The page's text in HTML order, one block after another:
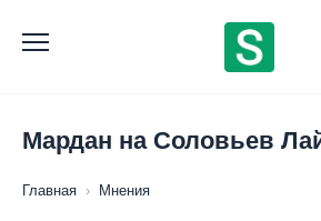
содержанию
Мардан на Соловьев
Главная › Мнения